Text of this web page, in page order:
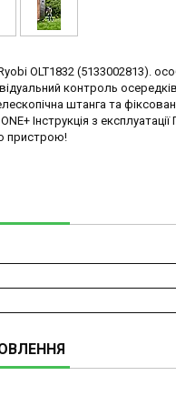
OLT1832 (5133002813).
контроль
штанга та
Інструкція з
пристрою!